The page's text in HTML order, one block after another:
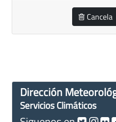
Cancela
Dirección
Servicios Climáticos